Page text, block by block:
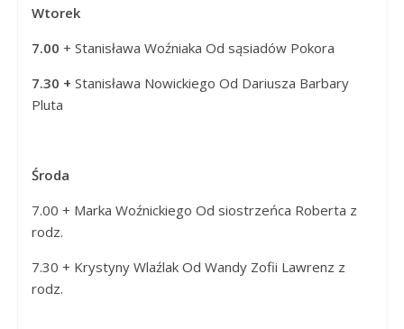
Wtorek
7.00 + Stanisława Woźniaka Od sąsiadów Pokora
7.30 + Stanisława Nowickiego Od Dariusza Barbary
Pluta
Środa
7.00 + Marka Woźnickiego Od siostrzeńca Roberta z
rodz.
7.30 + Krystyny Wlaźlak Od Wandy Zofii Lawrenz z
rodz.